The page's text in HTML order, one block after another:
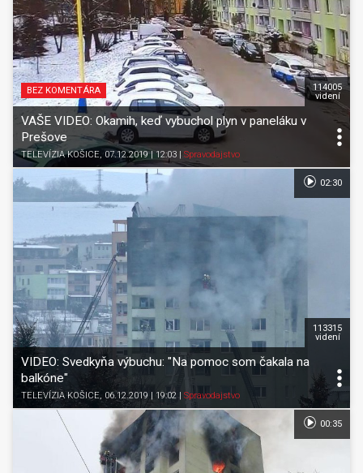
BEZ KOMENTÁRA
VAŠE VIDEO: Okamih, keď vybuchol plyn v paneláku v
Prešove
TELEVÍZIA KOŠICE, 07.12.2019 | 12:03 Spravodajstvo
114005
videní
VIDEO: Svedkyňa výbuchu: "Na pomoc som čakala na
balkóne"
TELEVÍZIA KOŠICE, 06.12.2019 | 19:02 Spravodajstvo
113315
videní
02:30
00:35